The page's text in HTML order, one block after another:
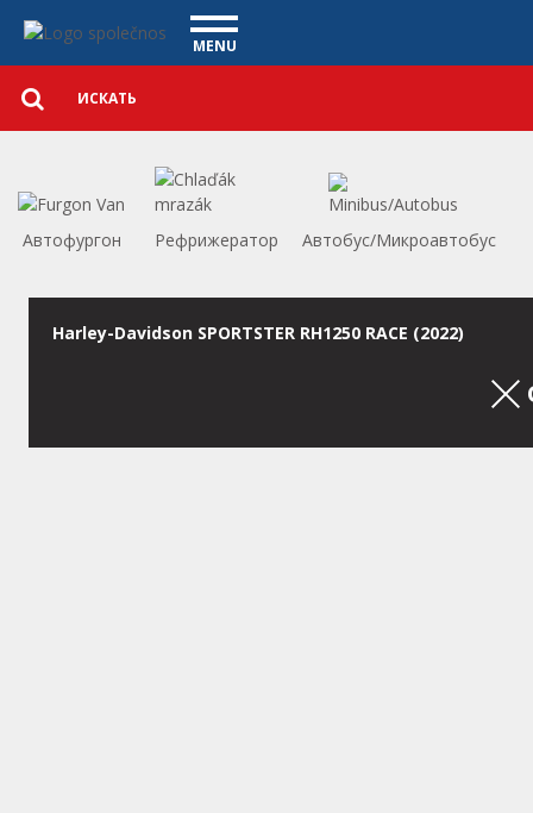
автомобили - VanscentreNavigace
MENU
КОММЕРЧЕСКИЕ АВТОМОБИЛИ
АВТОМОБИЛИ
ЧТО МЫ ПРЕДЛАГАЕМ
ФИНАНСИРОВАНИЕ
НАШЕ ВИДЕО
Подробный
поиск Искать
Автофургон Рефрижератор Автобус/Микроавтобус
Harley-Davidson SPORTSTER RH1250 RACE (2022)